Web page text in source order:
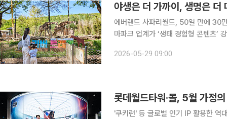
에버랜드 사파리월드, 50일 만에 30만
마파크 업계가 ‘생태 경험형 콘텐츠’
까지 자연과 생명의 가치를 체험형 콘
2026-05-29 09:00
롯데월드타워·몰, 5월 가정
'쿠키런' 등 글로벌 인기 IP 활용한 역